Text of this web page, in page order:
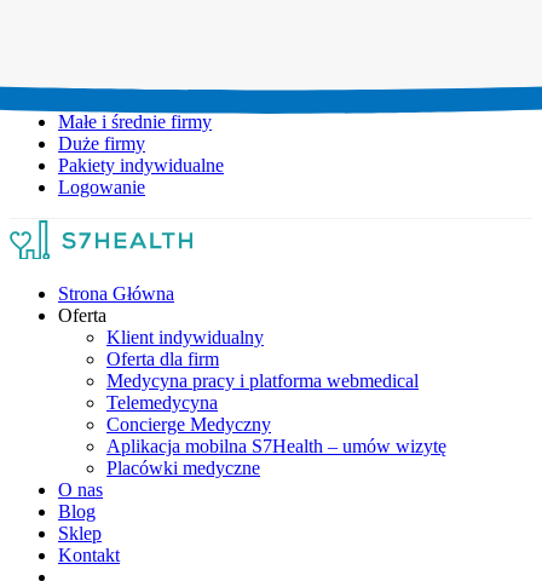
Małe i średnie firmy
Duże firmy
Pakiety indywidualne
Logowanie
Strona Główna
Oferta
Klient indywidualny
Oferta dla firm
Medycyna pracy i platforma webmedical
Telemedycyna
Concierge Medyczny
Aplikacja mobilna S7Health – umów wizytę
Placówki medyczne
O nas
Blog
Sklep
Kontakt